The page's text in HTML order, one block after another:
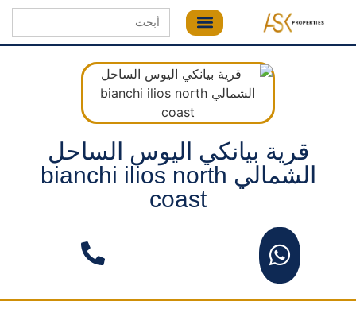
Search
for:
قرية بيانكي اليوس الساحل
الشمالي bianchi ilios north
coast